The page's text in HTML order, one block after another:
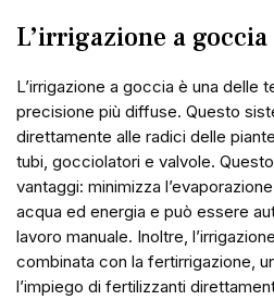
L’irrigazione a goccia
L’irrigazione a goccia è una delle
precisione più diffuse. Questo
direttamente alle radici delle
tubi, gocciolatori e valvole.
vantaggi: minimizza
acqua ed energia e può essere
lavoro manuale. Inoltre,
combinata con la fertirrigazione,
l’impiego di fertilizzanti